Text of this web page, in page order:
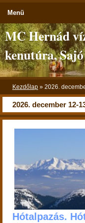
MC Hernád
kenutúra,
Kezdőlap » 2026.
2026. december 12-
Hótalpazás.
Menü